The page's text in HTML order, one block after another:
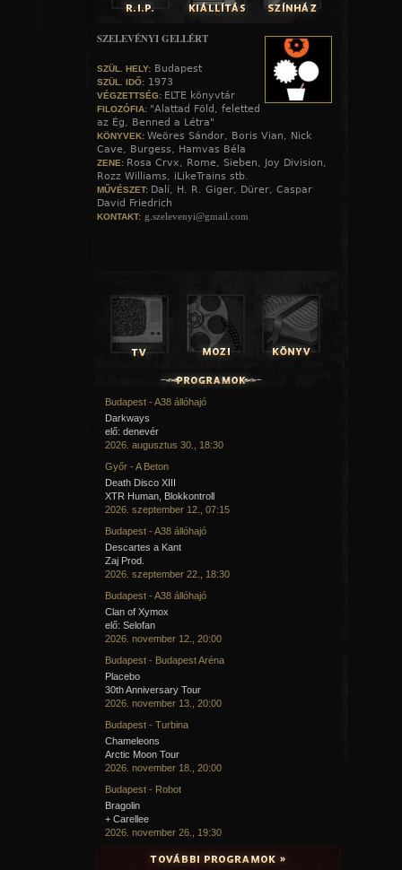
SZELEVÉNYI GELLÉRT
SZÜL. HELY: Budapest
SZÜL. IDŐ: 1973
VÉGZETTSÉG: ELTE könyvtár
FILOZÓFIA: "Alattad Föld, feletted
az Ég, Benned a Létra"
KÖNYVEK: Weöres Sándor, Boris Vian, Nick
Cave, Burgess, Hamvas Béla
ZENE: Rosa Crvx, Rome, Sieben, Joy Division,
Rozz Williams, iLikeTrains stb.
MŰVÉSZET: Dalí, H. R. Giger, Dürer, Caspar
David Friedrich
KONTAKT: g.szelevenyi@gmail.com
Budapest - A38 állóhajó
Darkways
elő: denevér
2026. augusztus 30., 18:30
Győr - A Beton
Death Disco XIII
XTR Human, Blokkontroll
2026. szeptember 12., 07:15
Budapest - A38 állóhajó
Descartes a Kant
Zaj Prod.
2026. szeptember 22., 18:30
Budapest - A38 állóhajó
Clan of Xymox
elő: Selofan
2026. november 12., 20:00
Budapest - Budapest Aréna
Placebo
30th Anniversary Tour
2026. november 13., 20:00
Budapest - Turbina
Chameleons
Arctic Moon Tour
2026. november 18., 20:00
Budapest - Robot
Bragolin
+ Carellee
2026. november 26., 19:30